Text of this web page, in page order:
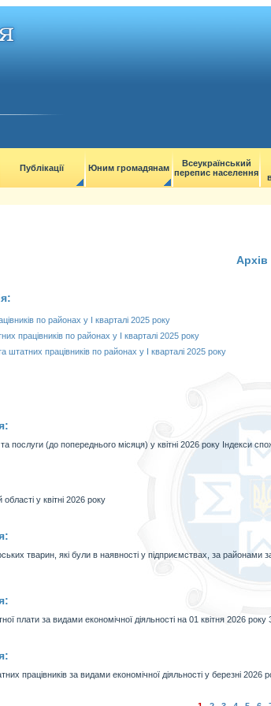
Публікації Юним громадянам
Всеукраїнський
перепис населення
по районах у І кварталі 2025 року
працівників по районах у І кварталі 2025 року
штатних працівників по районах у І кварталі 2025 року
послуги (до попереднього місяця) у квітні 2026 року Індекси
у квітні 2026 року
тварин, які були в наявності у підприємствах, за
плати за видами економічної діяльності на 01 квітня 2026
працівників за видами економічної діяльності у березні 2026